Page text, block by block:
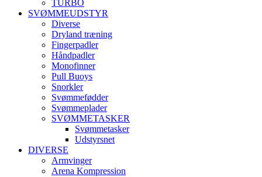
TURBO
SVØMMEUDSTYR
Diverse
Dryland træning
Fingerpadler
Håndpadler
Monofinner
Pull Buoys
Snorkler
Svømmefødder
Svømmeplader
SVØMMETASKER
Svømmetasker
Udstyrsnet
DIVERSE
Armvinger
Arena Kompression